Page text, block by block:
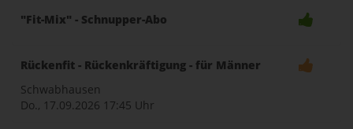
"Fit-Mix" - Schnupper-Abo
Rückenfit - Rückenkräftigung - für Männer
Schwabhausen
Do., 17.09.2026 17:45 Uhr